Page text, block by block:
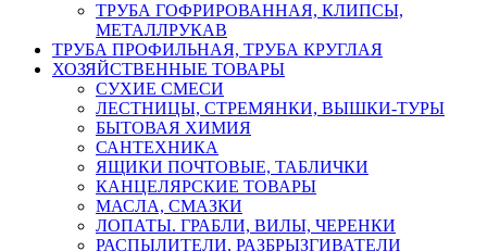
ТРУБА ГОФРИРОВАННАЯ, КЛИПСЫ,
МЕТАЛЛРУКАВ
ТРУБА ПРОФИЛЬНАЯ, ТРУБА КРУГЛАЯ
ХОЗЯЙСТВЕННЫЕ ТОВАРЫ
СУХИЕ СМЕСИ
ЛЕСТНИЦЫ, СТРЕМЯНКИ, ВЫШКИ-ТУРЫ
БЫТОВАЯ ХИМИЯ
САНТЕХНИКА
ЯЩИКИ ПОЧТОВЫЕ, ТАБЛИЧКИ
КАНЦЕЛЯРСКИЕ ТОВАРЫ
МАСЛА, СМАЗКИ
ЛОПАТЫ. ГРАБЛИ, ВИЛЫ, ЧЕРЕНКИ
РАСПЫЛИТЕЛИ, РАЗБРЫЗГИВАТЕЛИ